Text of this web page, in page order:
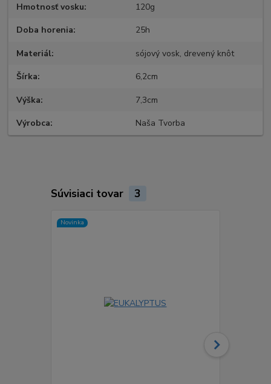
Hmotnosť vosku 120g
Doba horenia 25h
Materiál sójový vosk, drevený knôt
Šírka 6,2cm
Výška 7,3cm
Výrobca Naša Tvorba
Súvisiaci tovar 3
Novinka